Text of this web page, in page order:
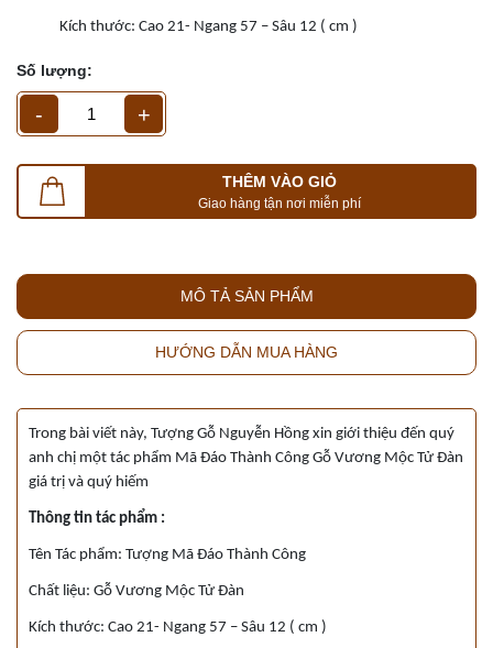
Kích thước: Cao 21- Ngang 57 – Sâu 12 ( cm )
Số lượng:
- +
THÊM VÀO GIỎ
Giao hàng tận nơi miễn phí
MÔ TẢ SẢN PHẨM
HƯỚNG DẪN MUA HÀNG
Trong bài viết này, Tượng Gỗ Nguyễn Hồng xin giới thiệu đến quý
anh chị một tác phẩm Mã Đáo Thành Công Gỗ Vương Mộc Tử Đàn
giá trị và quý hiếm
Thông tin tác phẩm :
Tên Tác phẩm: Tượng Mã Đáo Thành Công
Chất liệu: Gỗ Vương Mộc Tử Đàn
Kích thước: Cao 21- Ngang 57 – Sâu 12 ( cm )